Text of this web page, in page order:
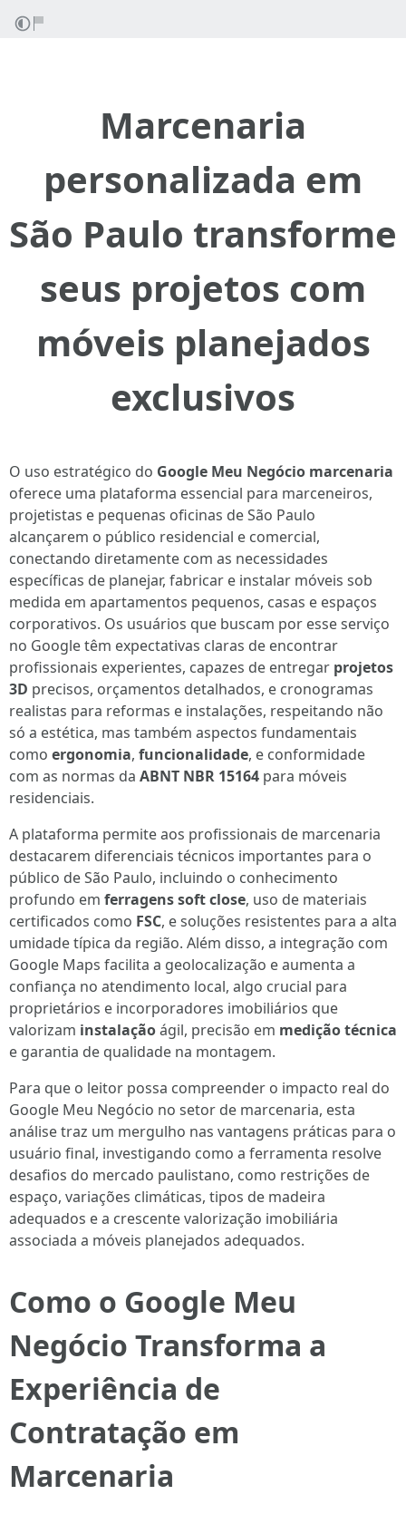
Marcenaria
personalizada em
São Paulo transforme
seus projetos com
móveis planejados
exclusivos
O uso estratégico do Google Meu Negócio marcenaria
oferece uma plataforma essencial para marceneiros,
projetistas e pequenas oficinas de São Paulo
alcançarem o público residencial e comercial,
conectando diretamente com as necessidades
específicas de planejar, fabricar e instalar móveis sob
medida em apartamentos pequenos, casas e espaços
corporativos. Os usuários que buscam por esse serviço
no Google têm expectativas claras de encontrar
profissionais experientes, capazes de entregar projetos
3D precisos, orçamentos detalhados, e cronogramas
realistas para reformas e instalações, respeitando não
só a estética, mas também aspectos fundamentais
como ergonomia, funcionalidade, e conformidade
com as normas da ABNT NBR 15164 para móveis
residenciais.
A plataforma permite aos profissionais de marcenaria
destacarem diferenciais técnicos importantes para o
público de São Paulo, incluindo o conhecimento
profundo em ferragens soft close, uso de materiais
certificados como FSC, e soluções resistentes para a alta
umidade típica da região. Além disso, a integração com
Google Maps facilita a geolocalização e aumenta a
confiança no atendimento local, algo crucial para
proprietários e incorporadores imobiliários que
valorizam instalaçãoágil, precisão em medição técnica
e garantia de qualidade na montagem.
Para que o leitor possa compreender o impacto real do
Google Meu Negócio no setor de marcenaria, esta
análise traz um mergulho nas vantagens práticas para o
usuário final, investigando como a ferramenta resolve
desafios do mercado paulistano, como restrições de
espaço, variações climáticas, tipos de madeira
adequados e a crescente valorização imobiliária
associada a móveis planejados adequados.
Como o Google Meu
Negócio Transforma a
Experiência de
Contratação em
Marcenaria